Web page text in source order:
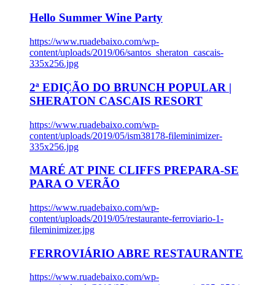
Hello Summer Wine Party
https://www.ruadebaixo.com/wp-
content/uploads/2019/06/santos_sheraton_cascais-
335x256.jpg
2ª EDIÇÃO DO BRUNCH POPULAR |
SHERATON CASCAIS RESORT
https://www.ruadebaixo.com/wp-
content/uploads/2019/05/ism38178-fileminimizer-
335x256.jpg
MARÉ AT PINE CLIFFS PREPARA-SE
PARA O VERÃO
https://www.ruadebaixo.com/wp-
content/uploads/2019/05/restaurante-ferroviario-1-
fileminimizer.jpg
FERROVIÁRIO ABRE RESTAURANTE
https://www.ruadebaixo.com/wp-